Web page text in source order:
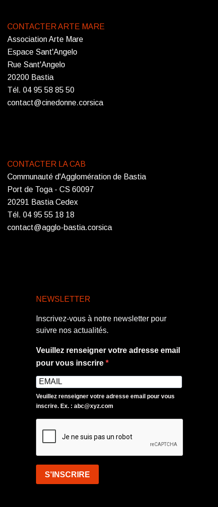
CONTACTER ARTE MARE
Association Arte Mare
Espace Sant'Angelo
Rue Sant'Angelo
20200 Bastia
Tél. 04 95 58 85 50
contact@cinedonne.corsica
CONTACTER LA CAB
Communauté d'Agglomération de Bastia
Port de Toga - CS 60097
20291 Bastia Cedex
Tél. 04 95 55 18 18
contact@agglo-bastia.corsica
NEWSLETTER
Inscrivez-vous à notre newsletter pour
suivre nos actualités.
Veuillez renseigner votre adresse email
pour vous inscrire
Veuillez renseigner votre adresse email pour vous
inscrire. Ex. : abc@xyz.com
S'INSCRIRE